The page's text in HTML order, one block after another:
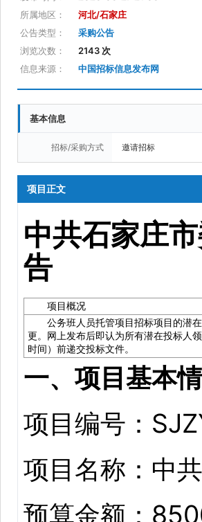
所属地区：
河北/石家庄
公告类型：
采购公告
浏览次数：
2143 次
信息来源：
中国招标信息发布网
基本信息
招标/采购方式 邀请招标
项目正文